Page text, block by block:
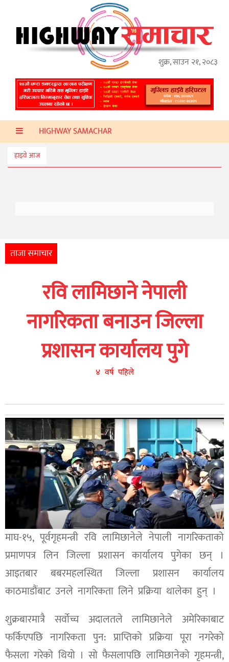
शुक्र, साउन २१, २०८३
गृहपृष्ठ
ताजा
समाचार
प्रदेश
प्रविधि
स्वास्थ्य
आर्थिक
HIGHWAY SAMACHAR
हाइवे आज
ताजा समाचार
रवि लामिछाने नेपाली
नागरिकता बनाउन जिल्ला
प्रशासन कार्यालय पुगे
४ वर्ष पहिले
माघ-१५, पू‍र्वगृहमन्त्री रवि लामिछानेले नेपाली नागरिकताको
प्रमाणपत्र लिन जिल्ला प्रशासन कार्यालय पुगेका छन् ।
आइतबार बबरमहलस्थित जिल्ला प्रशासन कार्यालय
काठमाडौंबाट उनले नागरिकता लिने प्रक्रिया थालेका हुन् ।
शुक्रबारमात्रै सर्वोच्च अदालतले लामिछानेले अमेरिकाबाट
फर्किएपछि नागरिकता पुन: प्राप्तिको प्रक्रिया पूरा नगरेको
फैसला गरेको थियो । सो फैसलापछि लामिछानेको गृहमन्त्री,